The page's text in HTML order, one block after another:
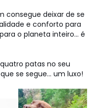
consegue deixar de se
e conforto para
o planeta inteiro... é
patas no seu
se segue... um luxo!